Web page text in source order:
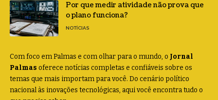
Por que medir atividade não prova que
o plano funciona?
NOTÍCIAS
Com foco em Palmas e com olhar para o mundo, o Jornal
Palmas oferece notícias completas e confiáveis sobre os
temas que mais importam para você. Do cenário político
nacional às inovações tecnológicas, aqui você encontra tudo o